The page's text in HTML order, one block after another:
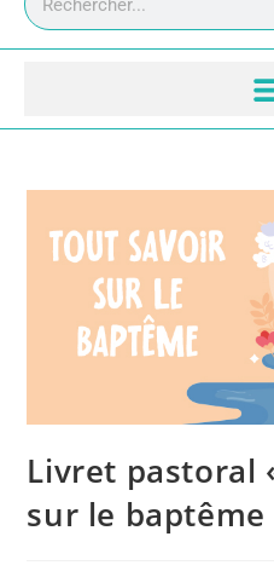
Livret pastoral
sur le baptême